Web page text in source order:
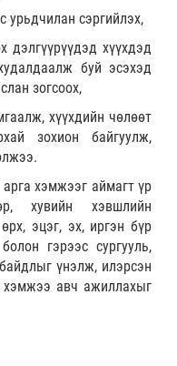
урьдчилан сэргийлэх,
дэлгүүрүүдэд хүүхдэд
буй эсэхэд
зогсоох,
хүүхдийн чөлөөт
зохион байгуулж,
хэмжээг аймагт үр
хувийн хэвшлийн
эцэг, эх, иргэн бүр
гэрээс сургууль,
үнэлж, илэрсэн
хэмжээ авч ажиллахыг